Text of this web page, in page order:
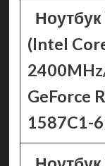
(Intel
GeForce
1587C1-